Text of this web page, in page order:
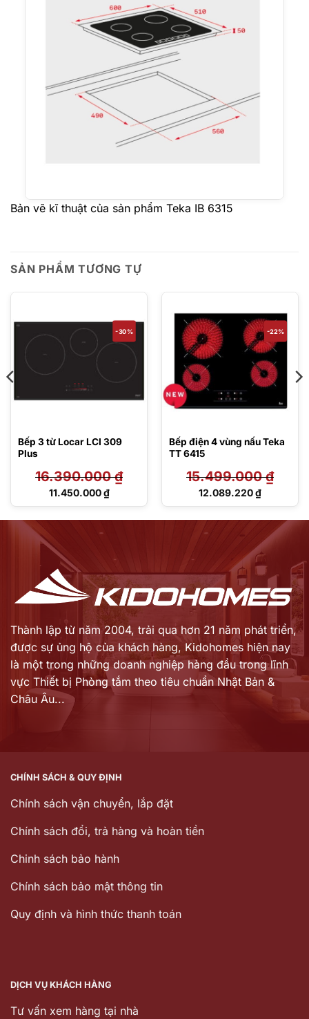
Bản vẽ kĩ thuật của sản phẩm Teka IB 6315
SẢN PHẨM TƯƠNG TỰ
-30%
Bếp 3 từ Locar LCI 309
Plus
16.390.000₫
Giá
11.450.000₫
Giá
-22%
Bếp điện 4 vùng nấu Teka
TT 6415
15.499.000₫
Giá
15.499.000 ₫.
12.089.220₫
Giá
12.089.220 ₫.
Thành lập từ năm 2004, trải qua hơn 21 năm phát triển,
được sự ủng hộ của khách hàng, Kidohomes hiện nay
là một trong những doanh nghiệp hàng đầu trong lĩnh
vực Thiết bị Phòng tắm theo tiêu chuẩn Nhật Bản &
Châu Âu...
CHÍNH SÁCH & QUY ĐỊNH
Chính sách vận chuyển, lắp đặt
Chính sách đổi, trả hàng và hoàn tiền
Chinh sách bảo hành
Chính sách bảo mật thông tin
Quy định và hình thức thanh toán
DỊCH VỤ KHÁCH HÀNG
Tư vấn xem hàng tại nhà